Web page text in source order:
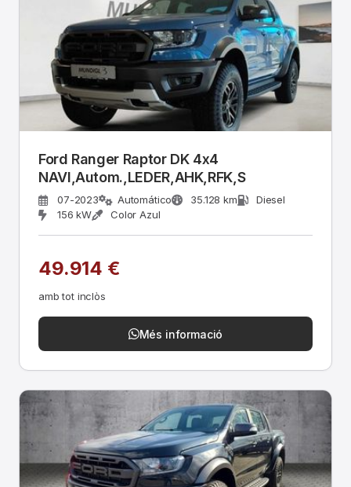
Ford Ranger Raptor DK 4x4
NAVI,Autom.,LEDER,AHK,RFK,S
07-2023 Automático 35.128 km
Diesel
156 kW
Color Azul
49.914 €
amb tot inclòs
Més informació